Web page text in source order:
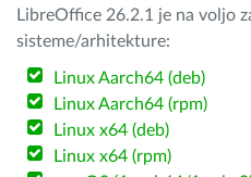
LibreOffice 26.2.1 je na voljo
sisteme/arhitekture:
Linux Aarch64 (deb)
Linux Aarch64 (rpm)
Linux x64 (deb)
Linux x64 (rpm)